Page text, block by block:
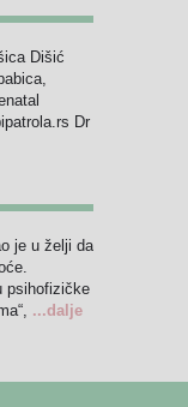
Dišić
Dr
je u želji da
psihofizičke
...dalje